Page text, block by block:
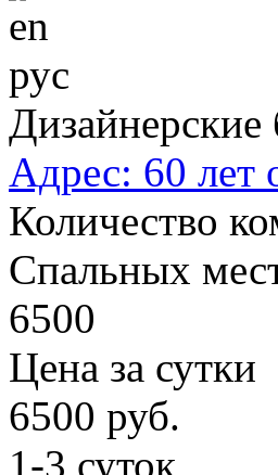
en
рус
Адрес: 60 лет
Количество
Cпальных
6500
Цена за сутки
6500 руб.
1-3 суток